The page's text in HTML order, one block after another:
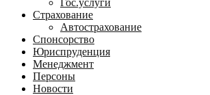
Гос.услуги
Страхование
Автострахование
Спонсорство
Юриспруденция
Менеджмент
Персоны
Новости